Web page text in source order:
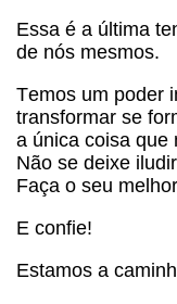
Essa é a última
de nós mesmos.
Temos um poder
transformar se
a única coisa que
Não se deixe
Faça o seu
E confie!
Estamos a